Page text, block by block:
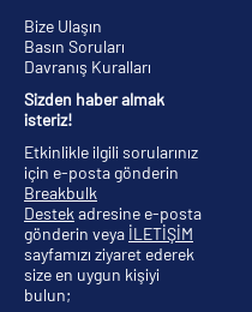
Bize Ulaşın
Basın Soruları
Davranış Kuralları
Sizden haber almak
isteriz!
Etkinlikle ilgili sorularınız
için e-posta gönderin
Breakbulk
Destek adresine e-posta
gönderin veya İLETİŞİM
sayfamızı ziyaret ederek
size en uygun kişiyi
bulun;